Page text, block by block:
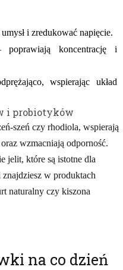
i zredukować napięcie.
koncentrację i
wspierając układ
i probiotyków
szeń czy rhodiola, wspierają
wzmacniają odporność.
jelit, które są istotne dla
w produktach
naturalny czy kiszona
na co dzień